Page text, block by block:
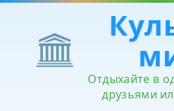
Перейти
контенту
Отдыхайте в
друзьями